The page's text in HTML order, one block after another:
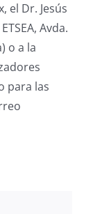
el Dr. Jesús
Avda.
o a la
para las